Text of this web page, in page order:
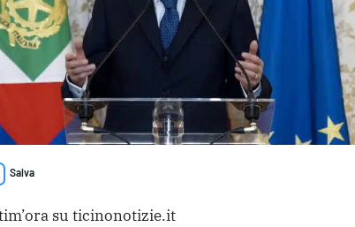
Salva
su ticinonotizie.it